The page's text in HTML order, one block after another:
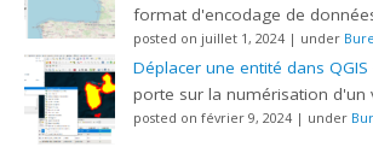
format d'encodage de
posted on juillet 1, 2024 | under
Déplacer une entité dans QGIS
porte sur la numérisation d'un
posted on février 9, 2024 | under